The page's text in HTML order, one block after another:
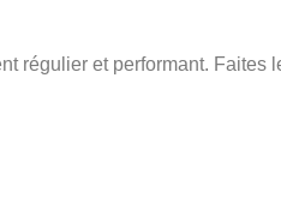
régulier et performant. Faites